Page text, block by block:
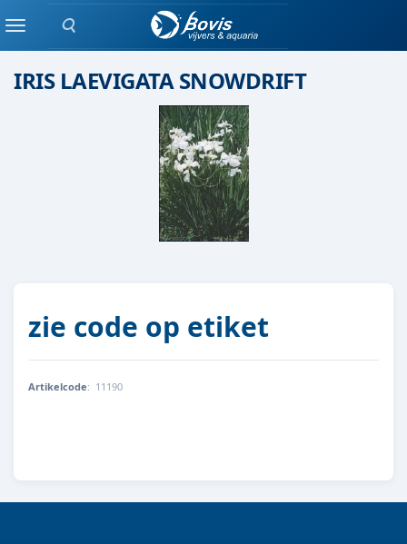
Zoeken
Menumoeras/waterplanten
IRIS LAEVIGATA SNOWDRIFT
zie code op etiket
Artikelcode: 11190